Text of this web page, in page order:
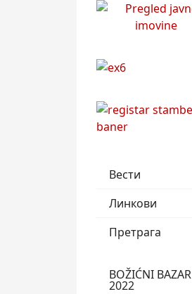
Вести
Линкови
Претрага
BOŽIĆNI BAZAR
2022